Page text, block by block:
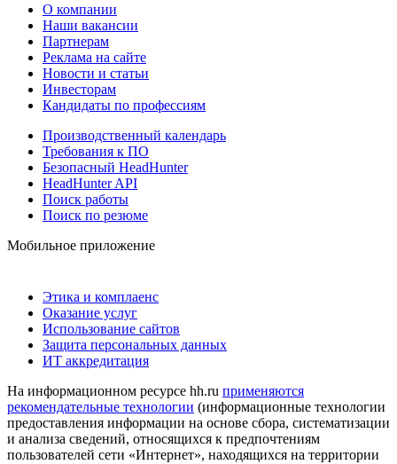
О компании
Наши вакансии
Партнерам
Реклама на сайте
Новости и статьи
Инвесторам
Кандидаты по профессиям
Производственный календарь
Требования к ПО
Безопасный HeadHunter
HeadHunter API
Поиск работы
Поиск по резюме
Мобильное приложение
Этика и комплаенс
Оказание услуг
Использование сайтов
Защита персональных данных
ИТ аккредитация
На информационном ресурсе hh.ru применяются
рекомендательные технологии (информационные технологии
предоставления информации на основе сбора, систематизации
и анализа сведений, относящихся к предпочтениям
пользователей сети «Интернет», находящихся на территории